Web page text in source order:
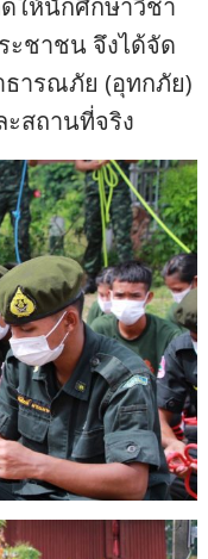
ให้นักศึกษาวิชา
ะชาชน จึงได้จัด
ธารณภัย (อุทกภัย)
สถานที่จริง